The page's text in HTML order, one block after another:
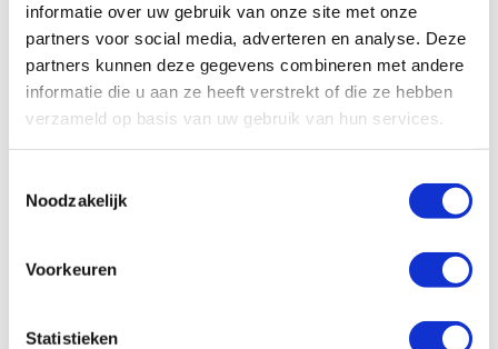
informatie over uw gebruik van onze site met onze
partners voor social media, adverteren en analyse. Deze
partners kunnen deze gegevens combineren met andere
informatie die u aan ze heeft verstrekt of die ze hebben
verzameld op basis van uw gebruik van hun services.
Noodzakelijk
Voorkeuren
Statistieken
All Algemeen Schade/onderhoud
Ons wagenpark Financieel Vragen vooraf
Facturatie
Hoe werkt facturatie bij Enterprise